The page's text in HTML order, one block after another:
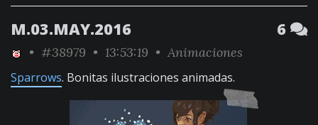
M.03.MAY.2016 6
• #38979 • 13:53:19 • Animaciones
Sparrows. Bonitas ilustraciones animadas.